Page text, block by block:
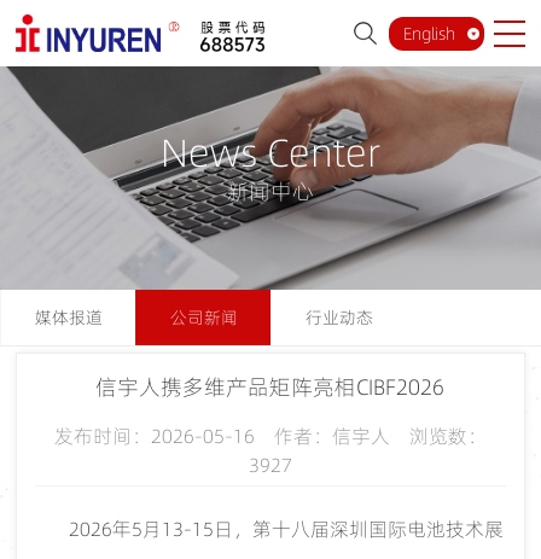
English
News Center
新闻中心
媒体报道 公司新闻 行业动态
信宇人携多维产品矩阵亮相CIBF2026
发布时间：2026-05-16 作者：信宇人 浏览数：
3927
2026年5月13-15日，第十八届深圳国际电池技术展